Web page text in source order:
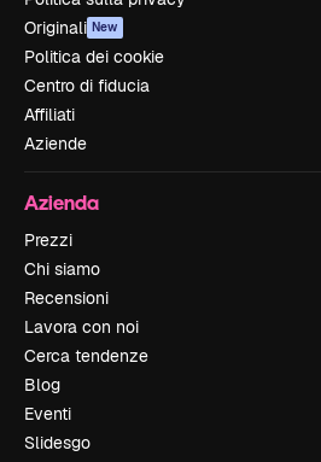
Originali New
Politica dei cookie
Centro di fiducia
Affiliati
Aziende
Azienda
Prezzi
Chi siamo
Recensioni
Lavora con noi
Cerca tendenze
Blog
Eventi
Slidesgo